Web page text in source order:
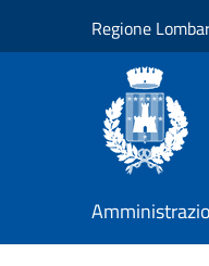
Regione